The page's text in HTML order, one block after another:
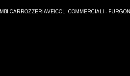
CARROZZERIAVEICOLI COMMERCIALI - FURGONI